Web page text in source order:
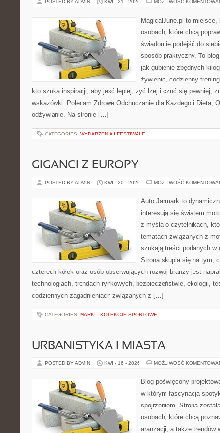
POSTED BY ADMIN KWI - 21 - 2026 MOŻLIWOŚĆ
MagicalJune.pl to miejsce,
osobach, które chcą
świadomie podejść do
sposób praktyczny. To
jak gubienie zbędnych
żywienie, codzienny
kto szuka inspiracji, aby jeść lepiej, żyć lżej i czuć się pewniej,
wskazówki. Polecam Zdrowe Odchudzanie dla Każdego i Dieta,
odżywianie. Na stronie […]
CATEGORIES: WYDARZENIA I FESTIWALE
GIGANCI Z EUROPY
POSTED BY ADMIN KWI - 20 - 2026 MOŻLIWOŚĆ
Auto Jarmark to
interesują się światem
z myślą o czytelnikach,
tematach związanych z
szukają treści podanych
Strona skupia się na tym,
czterech kółek oraz osób obserwujących rozwój branży jest
technologiach, trendach rynkowych, bezpieczeństwie, ekologii,
codziennych zagadnieniach związanych z […]
CATEGORIES: MARKI I KOLEKCJE SPORTOWE
URBANISTYKA I MIASTA
POSTED BY ADMIN KWI - 16 - 2026 MOŻLIWOŚĆ
Blog poświęcony
w którym fascynacja
spojrzeniem. Strona
osobach, które chcą
aranżacji, a także trendów